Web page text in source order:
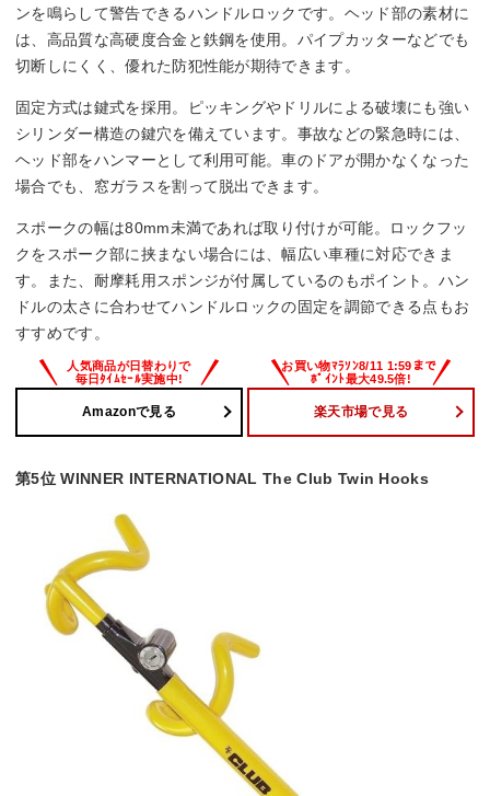
ンを鳴らして警告できるハンドルロックです。ヘッド部の素材に
は、高品質な高硬度合金と鉄鋼を使用。パイプカッターなどでも
切断しにくく、優れた防犯性能が期待できます。
固定方式は鍵式を採用。ピッキングやドリルによる破壊にも強い
シリンダー構造の鍵穴を備えています。事故などの緊急時には、
ヘッド部をハンマーとして利用可能。車のドアが開かなくなった
場合でも、窓ガラスを割って脱出できます。
スポークの幅は80mm未満であれば取り付けが可能。ロックフッ
クをスポーク部に挟まない場合には、幅広い車種に対応できま
す。また、耐摩耗用スポンジが付属しているのもポイント。ハン
ドルの太さに合わせてハンドルロックの固定を調節できる点もお
すすめです。
Amazonで見る 楽天市場で見る
第5位 WINNER INTERNATIONAL The Club Twin Hooks